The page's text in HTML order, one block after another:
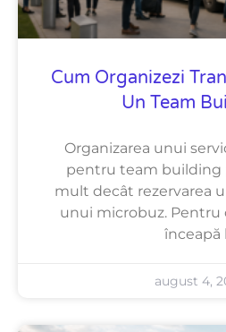
Cum Organizezi
Un Team
Organizarea unui
pentru team building
mult decât rezervarea
unui microbuz. Pentru
înceapă
august 4,